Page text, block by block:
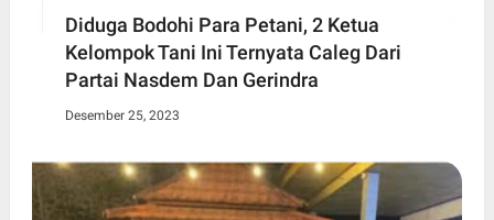
Diduga Bodohi Para Petani, 2 Ketua
Kelompok Tani Ini Ternyata Caleg Dari
Partai Nasdem Dan Gerindra
Desember 25, 2023